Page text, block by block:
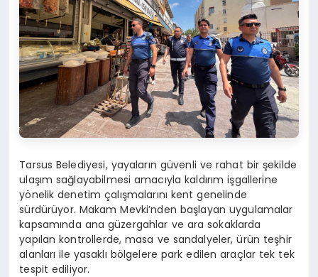
Tarsus Belediyesi, yayaların güvenli ve rahat bir şekilde
ulaşım sağlayabilmesi amacıyla kaldırım işgallerine
yönelik denetim çalışmalarını kent genelinde
sürdürüyor. Makam Mevki’nden başlayan uygulamalar
kapsamında ana güzergahlar ve ara sokaklarda
yapılan kontrollerde, masa ve sandalyeler, ürün teşhir
alanları ile yasaklı bölgelere park edilen araçlar tek tek
tespit ediliyor.